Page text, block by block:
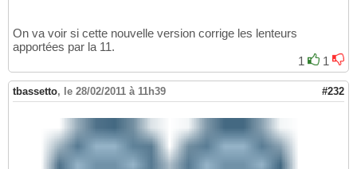
On va voir si cette nouvelle version corrige les lenteurs
apportées par la 11.
1
1
tbassetto, le 28/02/2011 à 11h39 #232